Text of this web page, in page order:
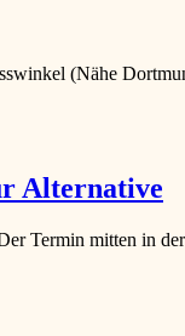
(Nähe
Alternative
Termin mitten in